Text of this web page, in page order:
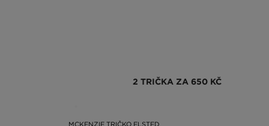
2 TRIČKA ZA 650 KČ
MCKENZIE TRIČKO ELSTED